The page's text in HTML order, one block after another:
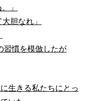
」
胆なれ」
習慣を模倣したが
生きる私たちにとっ